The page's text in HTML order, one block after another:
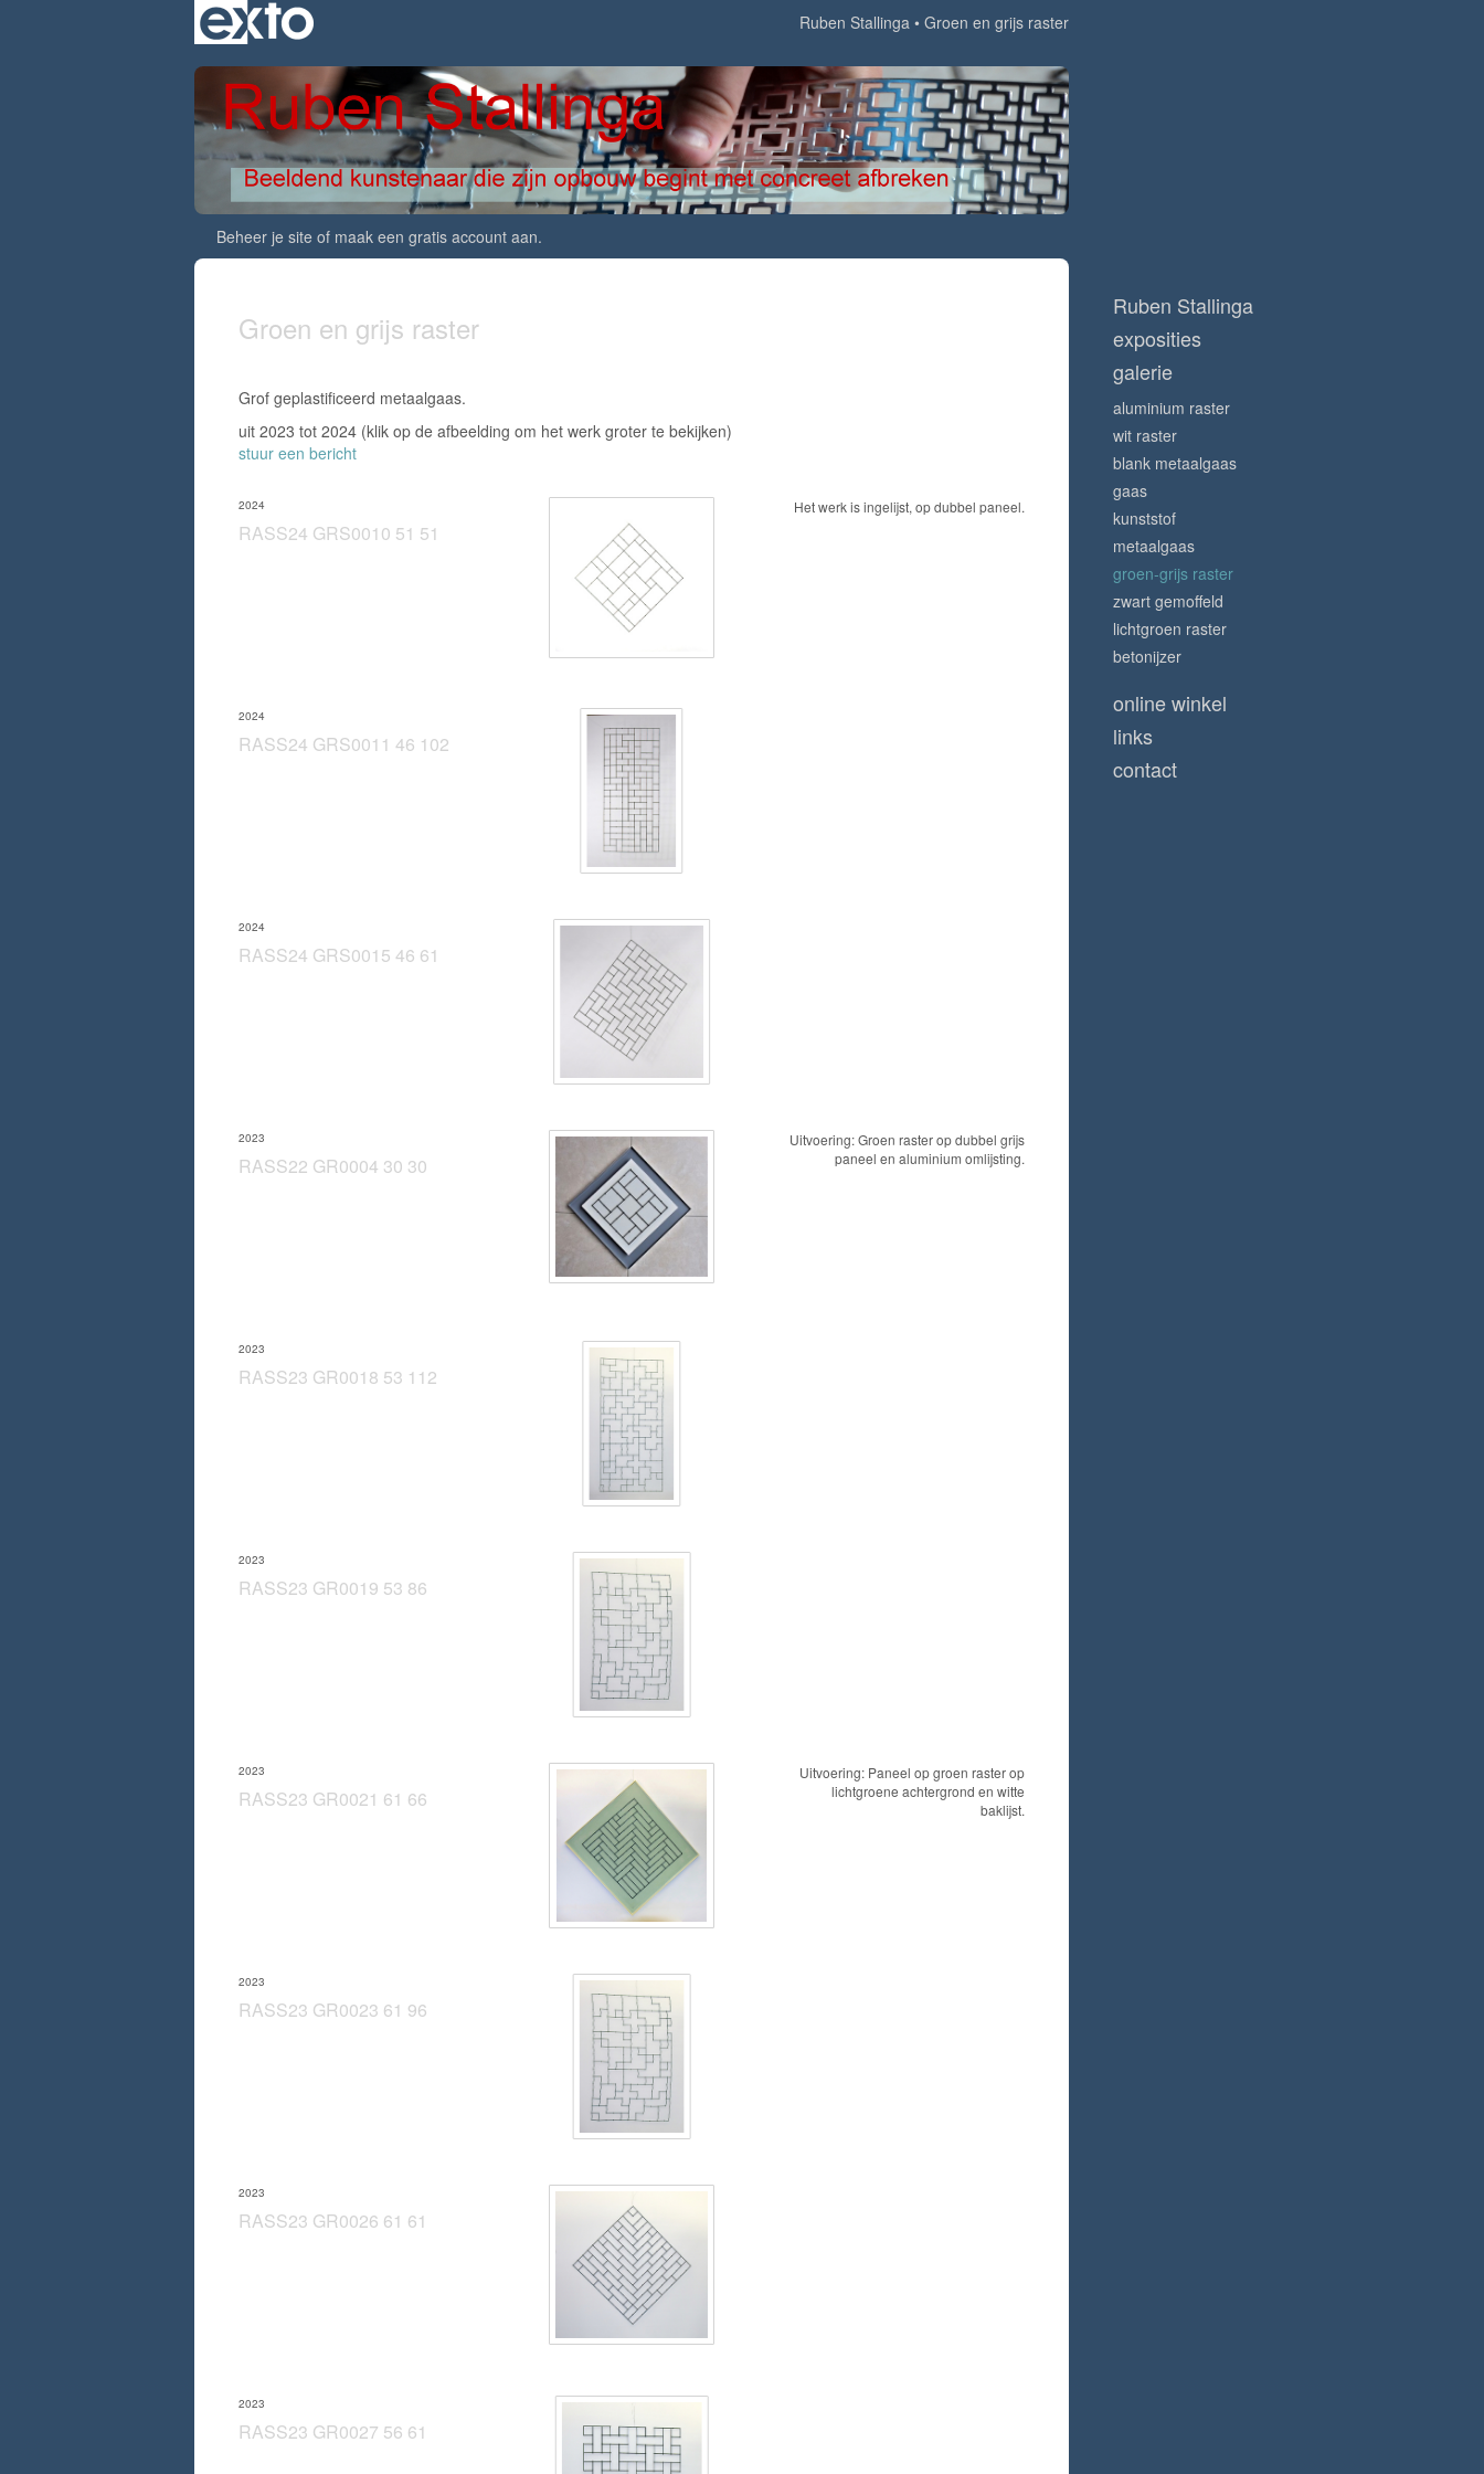
Ruben Stallinga Groen en grijs raster
Beheer je site of maak een gratis account aan.
Groen en grijs raster
Grof geplastificeerd metaalgaas.
uit 2023 tot 2024 (klik op de afbeelding om het werk groter te bekijken)
stuur een bericht
RASS24 GRS0010 51 51
2024 Het werk is ingelijst, op dubbel paneel.
RASS24 GRS0011 46 102
2024
RASS24 GRS0015 46 61
2024
RASS22 GR0004 30 30
2023
Uitvoering: Groen raster op dubbel grijs
paneel en aluminium omlijsting.
RASS23 GR0018 53 112
2023
RASS23 GR0019 53 86
2023
RASS23 GR0021 61 66
2023
Uitvoering: Paneel op groen raster op
lichtgroene achtergrond en witte
baklijst.
RASS23 GR0023 61 96
2023
RASS23 GR0026 61 61
2023
RASS23 GR0027 56 61
2023
Ruben Stallinga
exposities
galerie
aluminium raster
wit raster
blank metaalgaas
gaas
kunststof
metaalgaas
groen-grijs raster
zwart gemoffeld
lichtgroen raster
betonijzer
online winkel
links
contact